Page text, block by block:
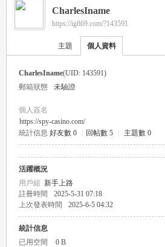
›
CharlesIname
https://ig869.com/?143591
主題 個人資料
CharlesIname(UID: 143591)
郵箱狀態
未驗證
個人簽名
https://spy-casino.com/
統計信息 好友數 0 回帖數 5 主題數 0
活躍概況
用戶組 新手上路
註冊時間
2025-5-31 07:18
上次發表時間
2025-6-5 04:32
統計信息
已用空間
0 B